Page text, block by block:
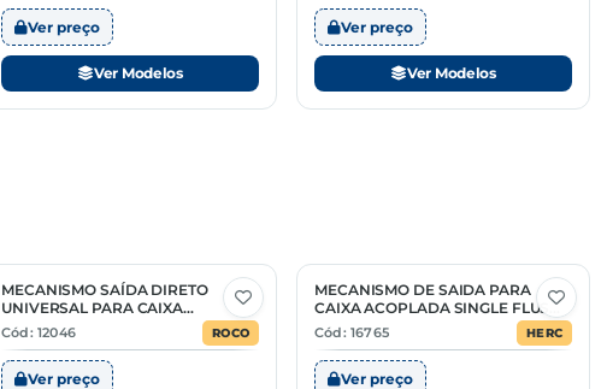
Ver preço
Ver Modelos
Ver preço
Ver Modelos
MECANISMO SAÍDA DIRETO
UNIVERSAL PARA CAIXA
ACOPLADA
Cód: 12046 ROCO
Ver preço
MECANISMO DE SAIDA PARA
CAIXA ACOPLADA SINGLE FLUSH
UNIVERSAL
Cód: 16765 HERC
Ver preço